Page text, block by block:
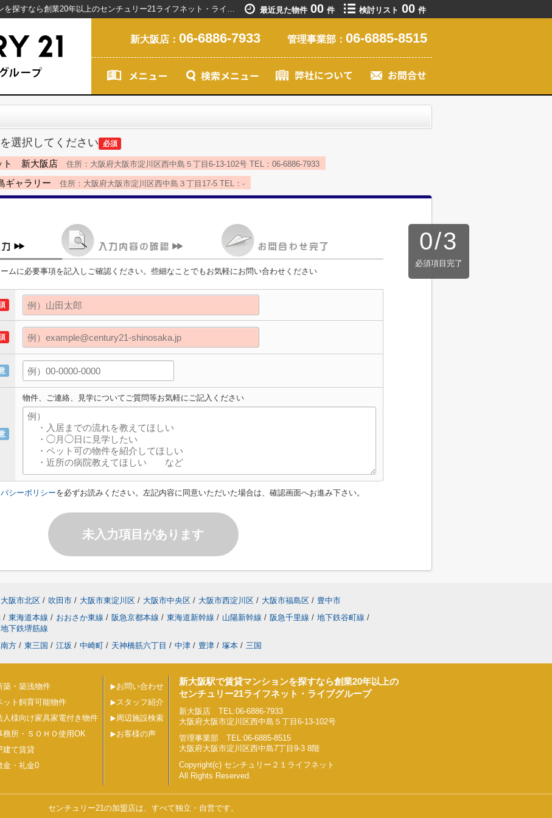
お問い合わせ｜新大阪駅で賃貸マンションを探すなら創業20年以上のセンチュリー21ライフネット・ライブグループ 最近見た物件 00 件 検討リスト 00 件
新大阪店： 06-6886-7933 管理事業部： 06-6885-8515
選択してください 必須
ト 新大阪店 住所：大阪府大阪市淀川区西中島５丁目6-13-102号 TEL：06-6886-7933
ギャラリー 住所：大阪府大阪市淀川区西中島３丁目17-5 TEL：-
0/3
必須項目完了
ムに必要事項を記入しご確認ください。些細なことでもお気軽にお問い合わせください
物件、ご連絡、見学についてご質問等お気軽にご記入ください
シーポリシーを必ずお読みください。左記内容に同意いただいた場合は、確認画面へお進み下さい。
未入力項目があります
大阪市北区 / 吹田市 / 大阪市東淀川区 / 大阪市中央区 / 大阪市西淀川区 / 大阪市福島区 / 豊中市
/ 東海道本線 / おおさか東線 / 阪急京都本線 / 東海道新幹線 / 山陽新幹線 / 阪急千里線 / 地下鉄谷町線 /
地下鉄堺筋線
方 / 東三国 / 江坂 / 中崎町 / 天神橋筋六丁目 / 中津 / 豊津 / 塚本 / 三国
築・築浅物件
ット飼育可能物件
人様向け家具家電付き物件
務所・ＳＯＨＯ使用OK
建て賃貸
金・礼金0
お問い合わせ
スタッフ紹介
周辺施設検索
お客様の声
新大阪駅で賃貸マンションを探すなら創業20年以上の
センチュリー21ライフネット・ライブグループ
新大阪店 TEL:06-6886-7933
大阪府大阪市淀川区西中島５丁目6-13-102号
管理事業部 TEL:06-6885-8515
大阪府大阪市淀川区西中島7丁目9-3 8階
Copyright(c) センチュリー２１ライフネット
All Rights Reserved.
センチュリー21の加盟店は、すべて独立・自営です。